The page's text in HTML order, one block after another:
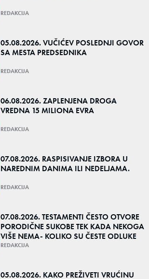
REDAKCIJA
05.08.2026. VUČIĆEV POSLEDNJI GOVOR
SA MESTA PREDSEDNIKA
REDAKCIJA
06.08.2026. ZAPLENJENA DROGA
VREDNA 15 MILIONA EVRA
REDAKCIJA
07.08.2026. RASPISIVANJE IZBORA U
NAREDNIM DANIMA ILI NEDELJAMA.
REDAKCIJA
07.08.2026. TESTAMENTI ČESTO OTVORE
PORODIČNE SUKOBE TEK KADA NEKOGA
VIŠE NEMA- KOLIKO SU ČESTE ODLUKE
DA NAJBLIŽI OSTANU BEZ NASLEDSTVA?
REDAKCIJA
05.08.2026. KAKO PREŽIVETI VRUĆINU